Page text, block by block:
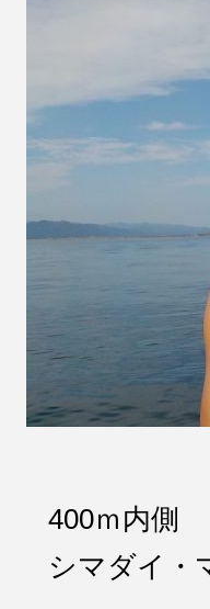
400ｍ内側
シマダイ・